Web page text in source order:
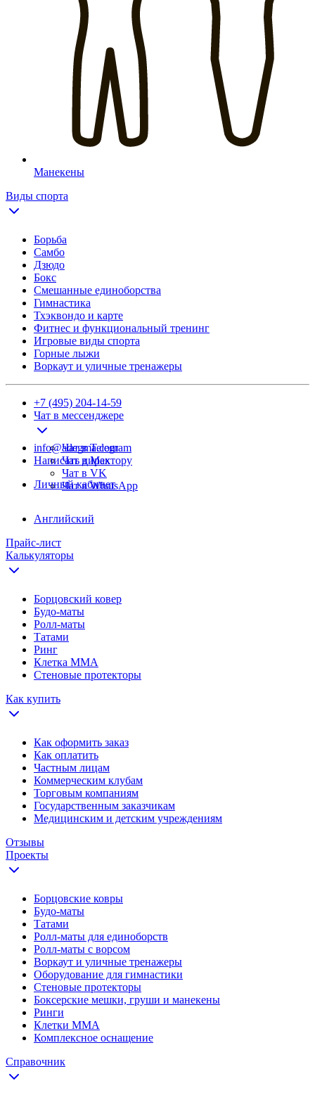
Манекены
Виды спорта
Борьба
Самбо
Дзюдо
Бокс
Смешанные единоборства
Гимнастика
Тхэквондо и карте
Фитнес и функциональный тренинг
Игровые виды спорта
Горные лыжи
Воркаут и уличные тренажеры
+7 (495) 204-14-59
Чат в мессенджере
Чат в Telegram
Чат в Max
Чат в VK
Чат в WhatsApp
info@adegma.com
Написать директору
Личный кабинет
Английский
Прайс-лист
Калькуляторы
Борцовский ковер
Будо-маты
Ролл-маты
Татами
Ринг
Клетка ММА
Стеновые протекторы
Как купить
Как оформить заказ
Как оплатить
Частным лицам
Коммерческим клубам
Торговым компаниям
Государственным заказчикам
Медицинским и детским учреждениям
Отзывы
Проекты
Борцовские ковры
Будо-маты
Татами
Ролл-маты для единоборств
Ролл-маты с ворсом
Воркаут и уличные тренажеры
Оборудование для гимнастики
Стеновые протекторы
Боксерские мешки, груши и манекены
Ринги
Клетки ММА
Комплексное оснащение
Справочник